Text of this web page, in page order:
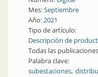
Mes:Septiembre
Año:2021
Tipo de artículo:
Descripción de
Todas las
Palabra clave:
subestaciones